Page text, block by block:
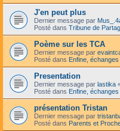
J'en peut plus
Dernier message par
Posté dans Tribune de
Poème sur les TCA
Dernier message par
Posté dans Enfine,
Presentation
Dernier message par lastika
Posté dans Enfine,
présentation Tristan
Dernier message par
Posté dans Parents et